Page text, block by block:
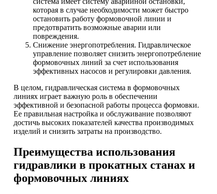
которая в случае необходимости может быстро
остановить работу формовочной линии и
предотвратить возможные аварии или
повреждения.
Снижение энергопотребления. Гидравлическое
управление позволяет снизить энергопотребление
формовочных линий за счет использования
эффективных насосов и регулировки давления.
В целом, гидравлическая система в формовочных
линиях играет важную роль в обеспечении
эффективной и безопасной работы процесса формовки.
Ее правильная настройка и обслуживание позволяют
достичь высоких показателей качества производимых
изделий и снизить затраты на производство.
Преимущества использования
гидравлики в прокатных станах и
формовочных линиях